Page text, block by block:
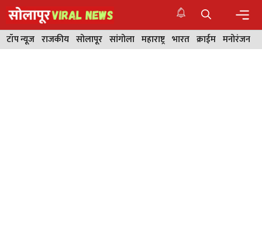
Skip
to
content
टॉप न्यूज राजकीय सोलापूर सांगोला महाराष्ट्र भारत क्राईम मनोरंजन